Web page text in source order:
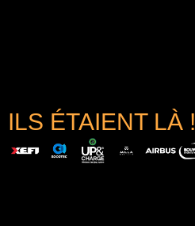
ILS ÉTAIENT LÀ !